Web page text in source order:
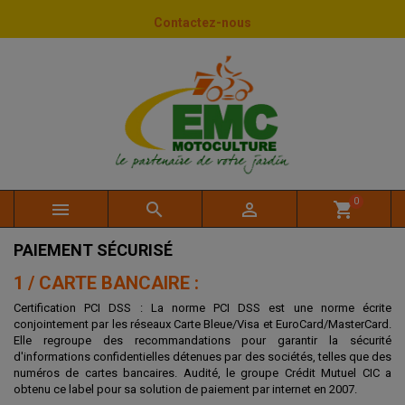
Contactez-nous
   shopping_cart0
PAIEMENT SÉCURISÉ
1 / CARTE BANCAIRE :
Certification PCI DSS : La norme PCI DSS est une norme écrite
conjointement par les réseaux Carte Bleue/Visa et EuroCard/MasterCard.
Elle regroupe des recommandations pour garantir la sécurité
d'informations confidentielles détenues par des sociétés, telles que des
numéros de cartes bancaires. Audité, le groupe Crédit Mutuel CIC a
obtenu ce label pour sa solution de paiement par internet en 2007.